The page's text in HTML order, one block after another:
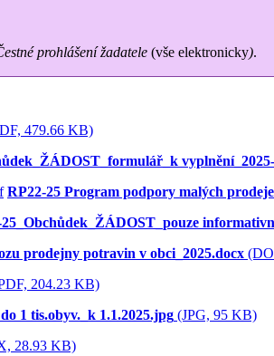
prohlášení žadatele (vše elektronicky).
479.66 KB)
RP22-25 Program podpory malých
prodejny potravin v obci_2025.docx
204.23 KB)
1 tis.obyv._k 1.1.2025.jpg (JPG, 95 KB)
28.93 KB)